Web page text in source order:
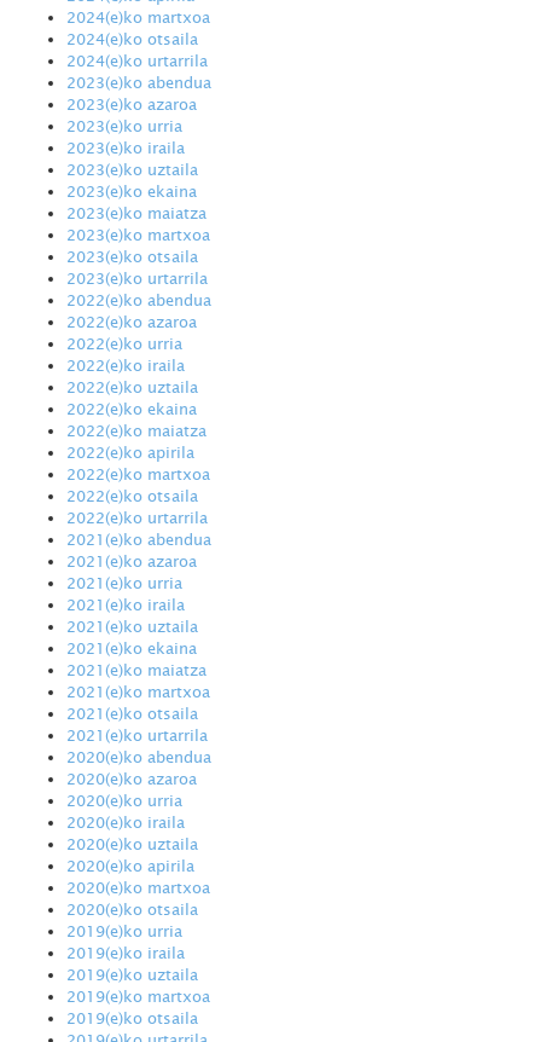
2024(e)ko martxoa
2024(e)ko otsaila
2024(e)ko urtarrila
2023(e)ko abendua
2023(e)ko azaroa
2023(e)ko urria
2023(e)ko iraila
2023(e)ko uztaila
2023(e)ko ekaina
2023(e)ko maiatza
2023(e)ko martxoa
2023(e)ko otsaila
2023(e)ko urtarrila
2022(e)ko abendua
2022(e)ko azaroa
2022(e)ko urria
2022(e)ko iraila
2022(e)ko uztaila
2022(e)ko ekaina
2022(e)ko maiatza
2022(e)ko apirila
2022(e)ko martxoa
2022(e)ko otsaila
2022(e)ko urtarrila
2021(e)ko abendua
2021(e)ko azaroa
2021(e)ko urria
2021(e)ko iraila
2021(e)ko uztaila
2021(e)ko ekaina
2021(e)ko maiatza
2021(e)ko martxoa
2021(e)ko otsaila
2021(e)ko urtarrila
2020(e)ko abendua
2020(e)ko azaroa
2020(e)ko urria
2020(e)ko iraila
2020(e)ko uztaila
2020(e)ko apirila
2020(e)ko martxoa
2020(e)ko otsaila
2019(e)ko urria
2019(e)ko iraila
2019(e)ko uztaila
2019(e)ko martxoa
2019(e)ko otsaila